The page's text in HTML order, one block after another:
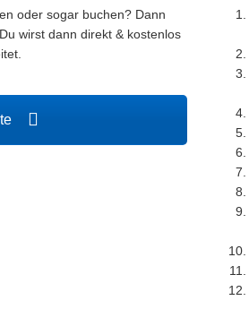
oder sogar buchen? Dann
wirst dann direkt & kostenlos